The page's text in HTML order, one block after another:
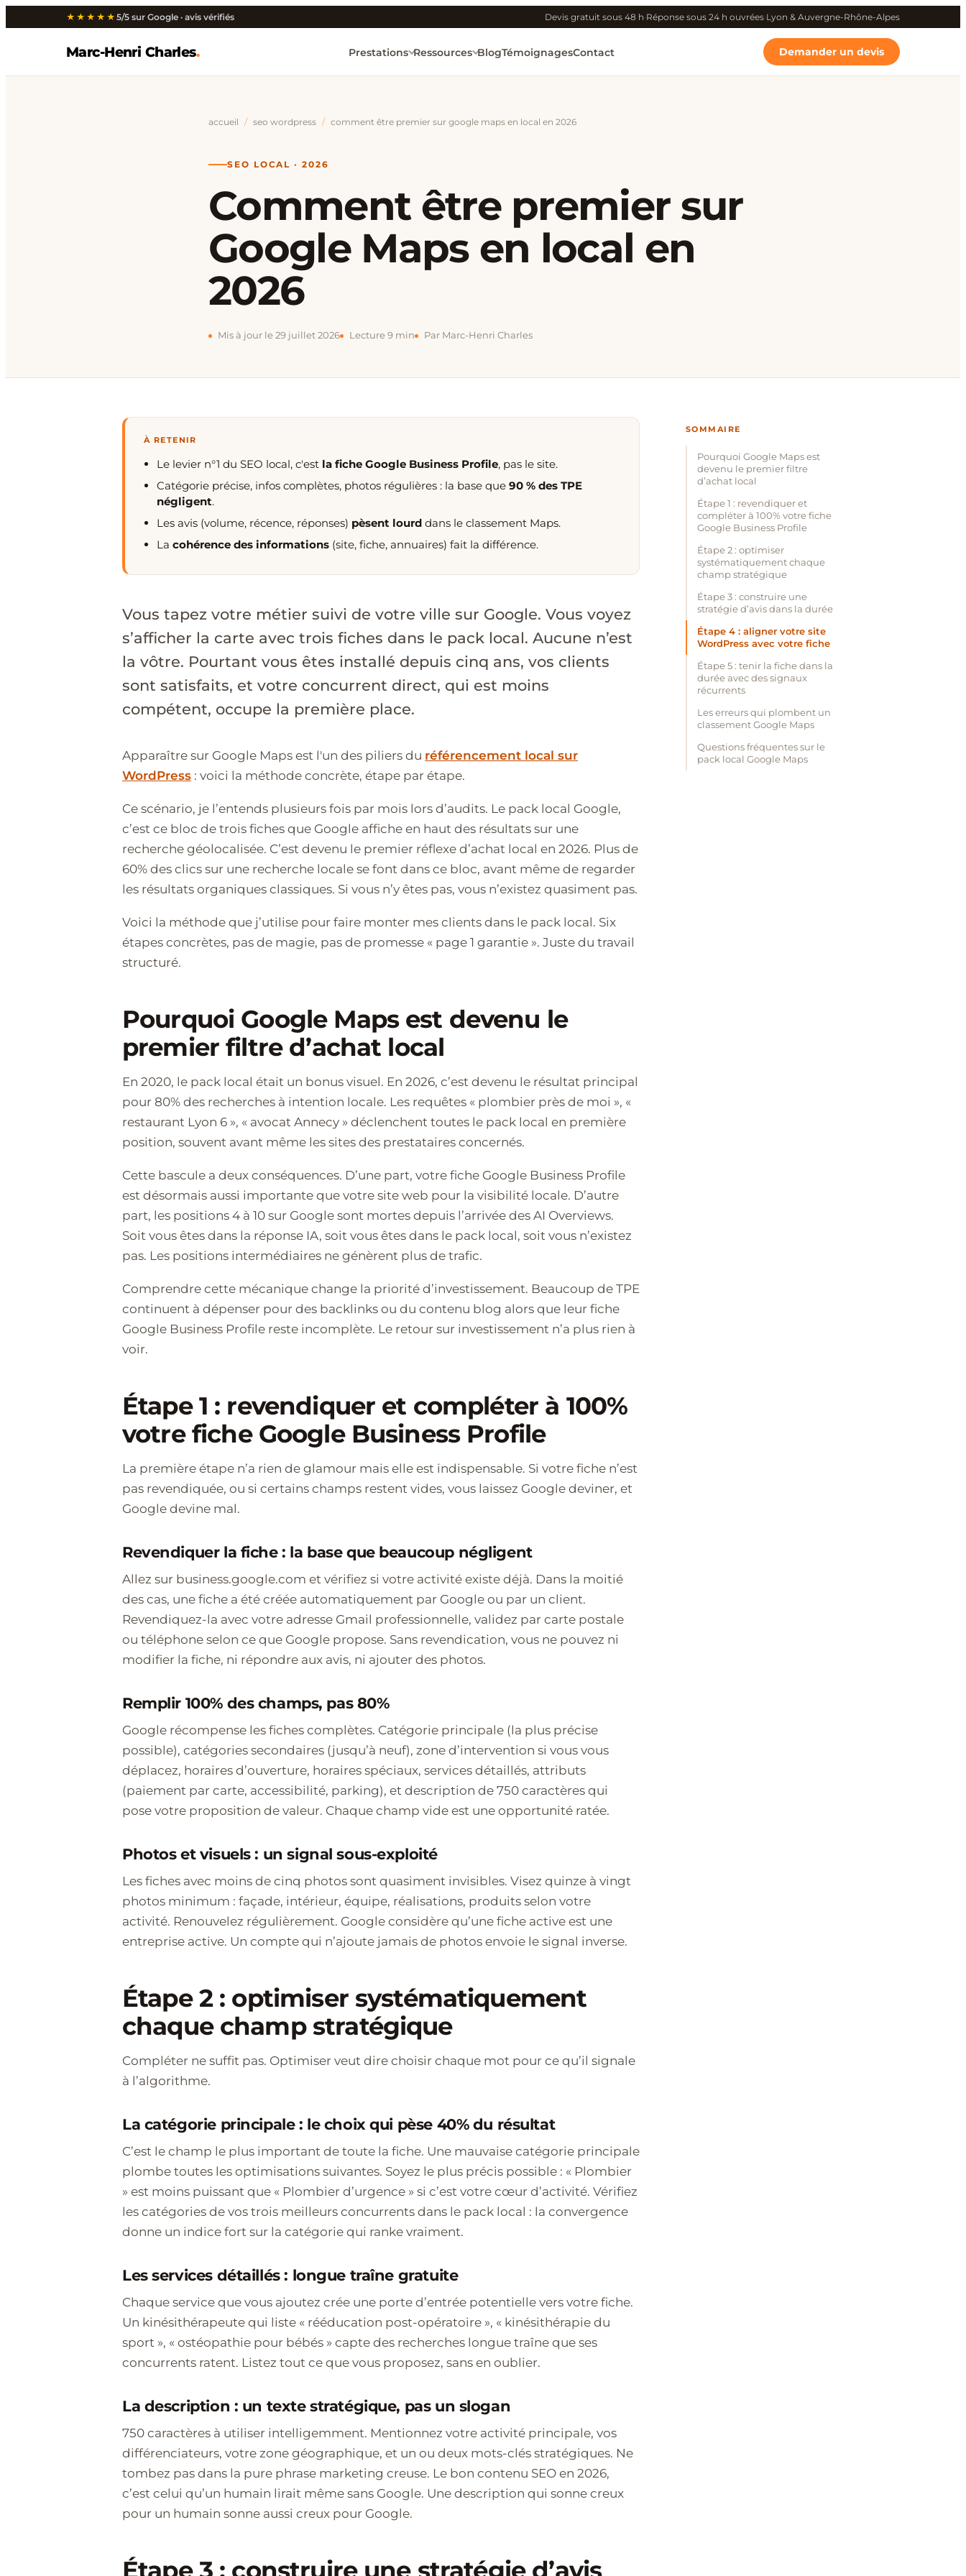
★★★★★ 5/5 sur Google · avis vérifiés Devis gratuit sous 48 h·Réponse sous 24 h ouvrées·Lyon & Auvergne-Rhône-Alpes
Marc-Henri Charles. Prestations Ressources BlogTémoignagesContact Demander un devis
accueil / seo wordpress / comment être premier sur google maps en local en 2026
SEO LOCAL · 2026
Comment être premier sur
Google Maps en local en
2026
Mis à jour le 29 juillet 2026 Lecture 9 min Par Marc-Henri Charles
À RETENIR
Le levier n°1 du SEO local, c'est la fiche Google Business Profile, pas le site.
Catégorie précise, infos complètes, photos régulières : la base que 90 % des TPE
négligent.
Les avis (volume, récence, réponses) pèsent lourd dans le classement Maps.
La cohérence des informations (site, fiche, annuaires) fait la différence.
Vous tapez votre métier suivi de votre ville sur Google. Vous voyez
s’afficher la carte avec trois fiches dans le pack local. Aucune n’est
la vôtre. Pourtant vous êtes installé depuis cinq ans, vos clients
sont satisfaits, et votre concurrent direct, qui est moins
compétent, occupe la première place.
Apparaître sur Google Maps est l'un des piliers du référencement local sur
WordPress : voici la méthode concrète, étape par étape.
Ce scénario, je l’entends plusieurs fois par mois lors d’audits. Le pack local Google,
c’est ce bloc de trois fiches que Google affiche en haut des résultats sur une
recherche géolocalisée. C’est devenu le premier réflexe d’achat local en 2026. Plus de
60% des clics sur une recherche locale se font dans ce bloc, avant même de regarder
les résultats organiques classiques. Si vous n’y êtes pas, vous n’existez quasiment pas.
Voici la méthode que j’utilise pour faire monter mes clients dans le pack local. Six
étapes concrètes, pas de magie, pas de promesse « page 1 garantie ». Juste du travail
structuré.
Pourquoi Google Maps est devenu le
premier filtre d’achat local
En 2020, le pack local était un bonus visuel. En 2026, c’est devenu le résultat principal
pour 80% des recherches à intention locale. Les requêtes « plombier près de moi », «
restaurant Lyon 6 », « avocat Annecy » déclenchent toutes le pack local en première
position, souvent avant même les sites des prestataires concernés.
Cette bascule a deux conséquences. D’une part, votre fiche Google Business Profile
est désormais aussi importante que votre site web pour la visibilité locale. D’autre
part, les positions 4 à 10 sur Google sont mortes depuis l’arrivée des AI Overviews.
Soit vous êtes dans la réponse IA, soit vous êtes dans le pack local, soit vous n’existez
pas. Les positions intermédiaires ne génèrent plus de trafic.
Comprendre cette mécanique change la priorité d’investissement. Beaucoup de TPE
continuent à dépenser pour des backlinks ou du contenu blog alors que leur fiche
Google Business Profile reste incomplète. Le retour sur investissement n’a plus rien à
voir.
Étape 1 : revendiquer et compléter à 100%
votre fiche Google Business Profile
La première étape n’a rien de glamour mais elle est indispensable. Si votre fiche n’est
pas revendiquée, ou si certains champs restent vides, vous laissez Google deviner, et
Google devine mal.
Revendiquer la fiche : la base que beaucoup négligent
Allez sur business.google.com et vérifiez si votre activité existe déjà. Dans la moitié
des cas, une fiche a été créée automatiquement par Google ou par un client.
Revendiquez-la avec votre adresse Gmail professionnelle, validez par carte postale
ou téléphone selon ce que Google propose. Sans revendication, vous ne pouvez ni
modifier la fiche, ni répondre aux avis, ni ajouter des photos.
Remplir 100% des champs, pas 80%
Google récompense les fiches complètes. Catégorie principale (la plus précise
possible), catégories secondaires (jusqu’à neuf), zone d’intervention si vous vous
déplacez, horaires d’ouverture, horaires spéciaux, services détaillés, attributs
(paiement par carte, accessibilité, parking), et description de 750 caractères qui
pose votre proposition de valeur. Chaque champ vide est une opportunité ratée.
Photos et visuels : un signal sous-exploité
Les fiches avec moins de cinq photos sont quasiment invisibles. Visez quinze à vingt
photos minimum : façade, intérieur, équipe, réalisations, produits selon votre
activité. Renouvelez régulièrement. Google considère qu’une fiche active est une
entreprise active. Un compte qui n’ajoute jamais de photos envoie le signal inverse.
Étape 2 : optimiser systématiquement
chaque champ stratégique
Compléter ne suffit pas. Optimiser veut dire choisir chaque mot pour ce qu’il signale
à l’algorithme.
La catégorie principale : le choix qui pèse 40% du résultat
C’est le champ le plus important de toute la fiche. Une mauvaise catégorie principale
plombe toutes les optimisations suivantes. Soyez le plus précis possible : « Plombier
» est moins puissant que « Plombier d’urgence » si c’est votre cœur d’activité. Vérifiez
les catégories de vos trois meilleurs concurrents dans le pack local : la convergence
donne un indice fort sur la catégorie qui ranke vraiment.
Les services détaillés : longue traîne gratuite
Chaque service que vous ajoutez crée une porte d’entrée potentielle vers votre fiche.
Un kinésithérapeute qui liste « rééducation post-opératoire », « kinésithérapie du
sport », « ostéopathie pour bébés » capte des recherches longue traîne que ses
concurrents ratent. Listez tout ce que vous proposez, sans en oublier.
La description : un texte stratégique, pas un slogan
750 caractères à utiliser intelligemment. Mentionnez votre activité principale, vos
différenciateurs, votre zone géographique, et un ou deux mots-clés stratégiques. Ne
tombez pas dans la pure phrase marketing creuse. Le bon contenu SEO en 2026,
c’est celui qu’un humain lirait même sans Google. Une description qui sonne creux
pour un humain sonne aussi creux pour Google.
SOMMAIRE
Pourquoi Google Maps est
devenu le premier filtre
d’achat local
Étape 1 : revendiquer et
compléter à 100% votre fiche
Google Business Profile
Étape 2 : optimiser
systématiquement chaque
champ stratégique
Étape 3 : construire une
stratégie d’avis dans la durée
Étape 4 : aligner votre site
WordPress avec votre fiche
Étape 5 : tenir la fiche dans la
durée avec des signaux
récurrents
Les erreurs qui plombent un
classement Google Maps
Questions fréquentes sur le
pack local Google Maps